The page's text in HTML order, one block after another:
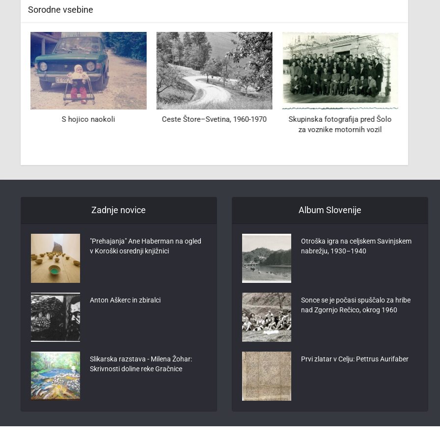
Sorodne vsebine
S hojico naokoli Ceste Štore–Svetina, 1960-1970
Skupinska fotografija pred Šolo
za voznike motornih vozil
Zadnje novice
"Prehajanja" Ane Haberman na ogled
v Koroški osrednji knjižnici
Anton Aškerc in zbiralci
Slikarska razstava - Milena Žohar:
Skrivnosti doline reke Gračnice
Album Slovenije
Otroška igra na celjskem Savinjskem
nabrežju, 1930–1940
Sonce se je počasi spuščalo za hribe
nad Zgornjo Rečico, okrog 1960
Prvi zlatar v Celju: Pettrus Aurifaber